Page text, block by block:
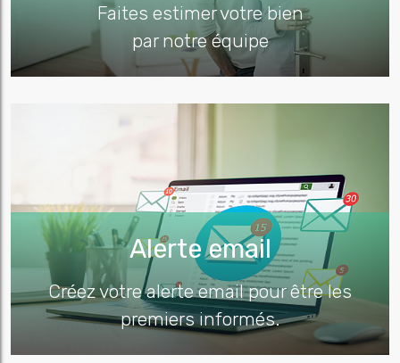
Faites estimer votre bien
par notre équipe
Alerte email
Créez votre alerte email pour être les
premiers informés.